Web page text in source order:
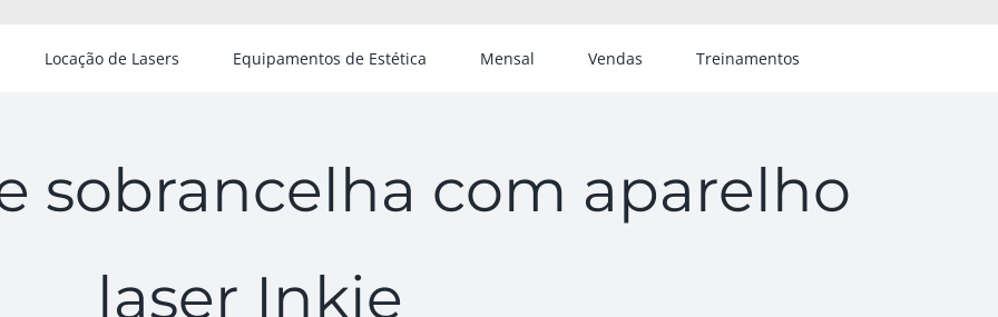
Locação de Lasers Equipamentos de Estética Mensal Vendas Treinamentos
sobrancelha com aparelho
laser Inkie